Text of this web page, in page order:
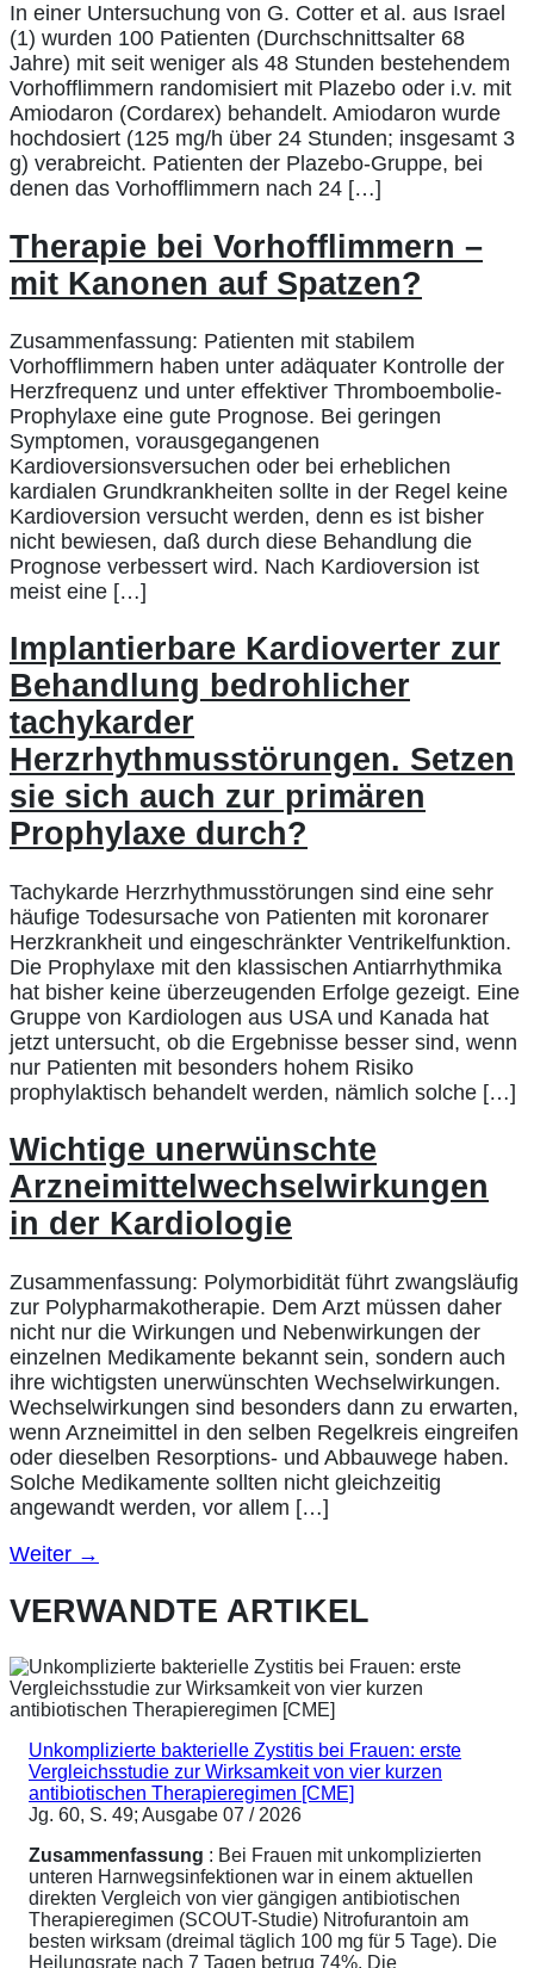
In einer Untersuchung von G. Cotter et al. aus Israel
(1) wurden 100 Patienten (Durchschnittsalter 68
Jahre) mit seit weniger als 48 Stunden bestehendem
Vorhofflimmern randomisiert mit Plazebo oder i.v. mit
Amiodaron (Cordarex) behandelt. Amiodaron wurde
hochdosiert (125 mg/h über 24 Stunden; insgesamt 3
g) verabreicht. Patienten der Plazebo-Gruppe, bei
denen das Vorhofflimmern nach 24 […]
Therapie bei Vorhofflimmern –
mit Kanonen auf Spatzen?
Zusammenfassung: Patienten mit stabilem
Vorhofflimmern haben unter adäquater Kontrolle der
Herzfrequenz und unter effektiver Thromboembolie-
Prophylaxe eine gute Prognose. Bei geringen
Symptomen, vorausgegangenen
Kardioversionsversuchen oder bei erheblichen
kardialen Grundkrankheiten sollte in der Regel keine
Kardioversion versucht werden, denn es ist bisher
nicht bewiesen, daß durch diese Behandlung die
Prognose verbessert wird. Nach Kardioversion ist
meist eine […]
Implantierbare Kardioverter zur
Behandlung bedrohlicher
tachykarder
Herzrhythmusstörungen. Setzen
sie sich auch zur primären
Prophylaxe durch?
Tachykarde Herzrhythmusstörungen sind eine sehr
häufige Todesursache von Patienten mit koronarer
Herzkrankheit und eingeschränkter Ventrikelfunktion.
Die Prophylaxe mit den klassischen Antiarrhythmika
hat bisher keine überzeugenden Erfolge gezeigt. Eine
Gruppe von Kardiologen aus USA und Kanada hat
jetzt untersucht, ob die Ergebnisse besser sind, wenn
nur Patienten mit besonders hohem Risiko
prophylaktisch behandelt werden, nämlich solche […]
Wichtige unerwünschte
Arzneimittelwechselwirkungen
in der Kardiologie
Zusammenfassung: Polymorbidität führt zwangsläufig
zur Polypharmakotherapie. Dem Arzt müssen daher
nicht nur die Wirkungen und Nebenwirkungen der
einzelnen Medikamente bekannt sein, sondern auch
ihre wichtigsten unerwünschten Wechselwirkungen.
Wechselwirkungen sind besonders dann zu erwarten,
wenn Arzneimittel in den selben Regelkreis eingreifen
oder dieselben Resorptions- und Abbauwege haben.
Solche Medikamente sollten nicht gleichzeitig
angewandt werden, vor allem […]
Weiter →
VERWANDTE ARTIKEL
Unkomplizierte bakterielle Zystitis bei Frauen: erste
Vergleichsstudie zur Wirksamkeit von vier kurzen
antibiotischen Therapieregimen [CME]
Jg. 60, S. 49; Ausgabe 07 / 2026
Zusammenfassung : Bei Frauen mit unkomplizierten
unteren Harnwegsinfektionen war in einem aktuellen
direkten Vergleich von vier gängigen antibiotischen
Therapieregimen (SCOUT-Studie) Nitrofurantoin am
besten wirksam (dreimal täglich 100 mg für 5 Tage). Die
Heilungsrate nach 7 Tagen betrug 74%. Die